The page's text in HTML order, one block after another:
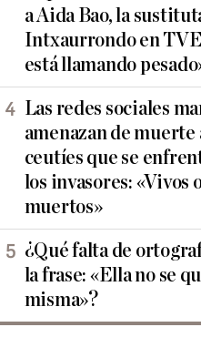
a Aida Bao, la
Intxaurrondo en
está llamando
Las redes sociales
amenazan de muerte
ceutíes que se
los invasores: «Vivos
muertos»
¿Qué falta de
la frase: «Ella no se
misma»?